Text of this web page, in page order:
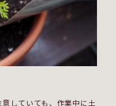
意していても、作業中に土